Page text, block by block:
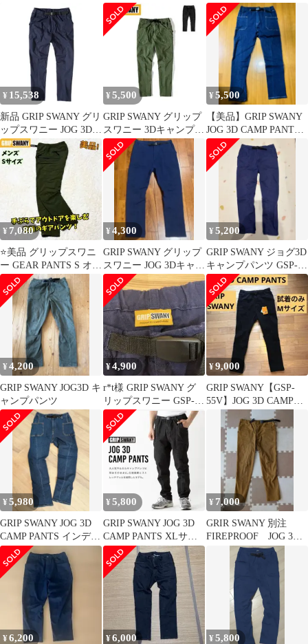
ニー) イージー ジョグ
3D キャンプパンツ
GSMP-144 アウトドア
ウェア ズボン ボトムス
ユニセックス 吸水 速乾
¥ 15,538
新品 GRIP SWANY グリ
ップスワニー JOG 3Dキ
ャンプパンツ M ネイビ
ー 青
¥ 5,500
GRIP SWANY グリップ
スワニー 3Dキャンプパ
ンツ XL オリーブ
¥5,500
【美品】GRIP SWANY
JOG 3D CAMP PANTS
M インディゴ
¥ 7,080
⭐️美品 グリップスワニ
ー GEAR PANTS S オリ
ーブ 機能性アウトド
ア
¥4,300
GRIP SWANY グリップ
スワニー JOG 3Dキャン
プパンツ GSP-55
¥5,200
GRIP SWANY ジョグ3D
キャンプパンツ GSP-55
ネイビー Mサイズ
¥4,200
GRIP SWANY JOG3D キ
ャンプパンツ
¥4,900
r*t様 GRIP SWANY グ
リップスワニー GSP-
OR04 ネイビー M
¥9,000
GRIP SWANY【GSP-
55V】JOG 3D CAMP
PANTS M 黒
¥5,980
GRIP SWANY JOG 3D
CAMP PANTS インディ
ゴ M
¥5,800
GRIP SWANY JOG 3D
CAMP PANTS XLサイ
ズ
¥ 7,000
GRIR SWANY 別注
FIREPROOF JOG 3D
CAMPPANTS
¥6,200 ¥6,000 ¥5,800